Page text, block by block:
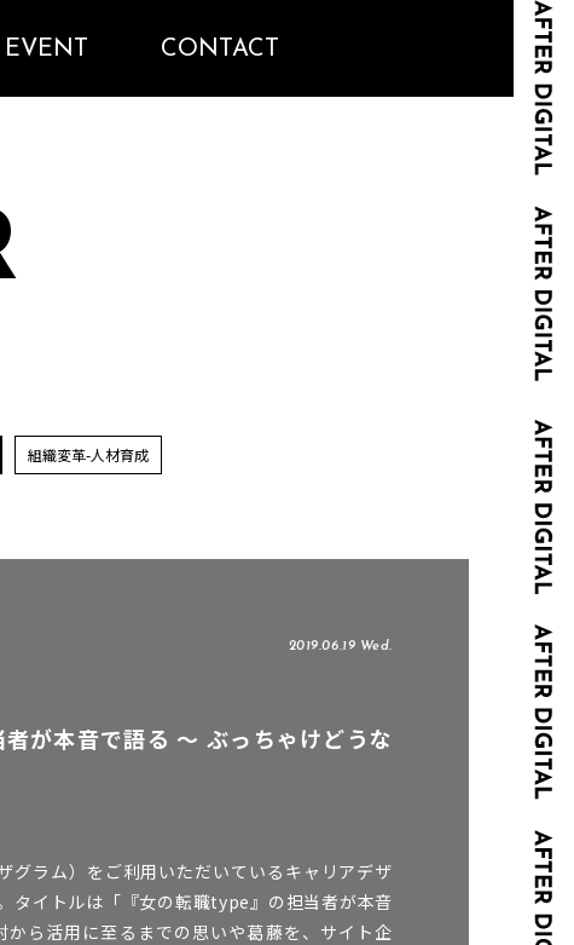
EVENT CONTACT
組織変革-人材育成
が本音で語る 〜 ぶっちゃけどうな
グラム）をご利用いただいているキャリアデザ
タイトルは「『女の転職type』の担当者が本音
ら活用に至るまでの思いや葛藤を、サイト企
2019.06.19 Wed.